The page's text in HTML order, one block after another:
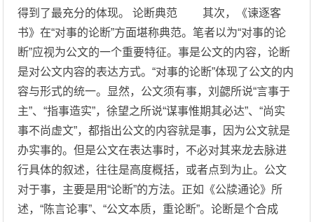
得到了最充分的体现。 论断典范 其次，《谏逐客
书》在“对事的论断”方面堪称典范。笔者以为“对事的论
断”应视为公文的一个重要特征。事是公文的内容，论断
是对公文内容的表达方式。“对事的论断”体现了公文的内
容与形式的统一。显然，公文须有事，刘勰所说“言事于
主”、“指事造实”，徐望之所说“谋事惟期其必达”、“尚实
事不尚虚文”，都指出公文的内容就是事，因为公文就是
办实事的。但是公文在表达事时，不必对其来龙去脉进
行具体的叙述，往往是高度概括，或者点到为止。公文
对于事，主要是用“论断”的方法。正如《公牍通论》所
述，“陈言论事”、“公文本质，重论断”。论断是个合成